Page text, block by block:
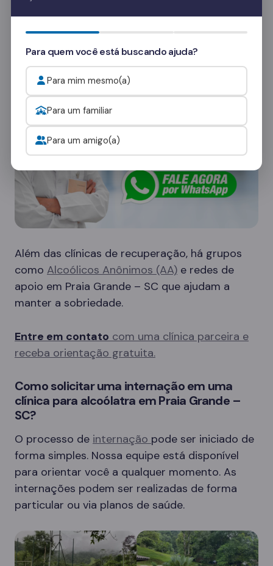
Quer saber mais? Fale com nossos
consultorese veja como funcionam as visitas.
Onde procurar ajuda para o alcoolismo?
Além das clínicas de recuperação, há grupos
como Alcoólicos Anônimos (AA) e redes de
apoio em Praia Grande – SC que ajudam a
manter a sobriedade.
Entre em contato com uma clínica parceira e
receba orientação gratuita.
Como solicitar uma internação em uma
clínica para alcoólatra em Praia Grande –
SC?
O processo de internação pode ser iniciado de
forma simples. Nossa equipe está disponível
para orientar você a qualquer momento. As
internações podem ser realizadas de forma
particular ou via planos de saúde.
Para quem você está buscando ajuda?
Para mim mesmo(a)
Para um familiar
Para um amigo(a)